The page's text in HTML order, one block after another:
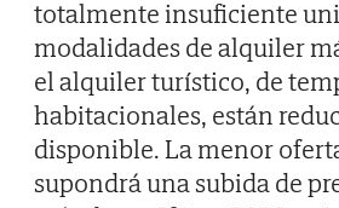
totalmente insuficiente
modalidades de alquiler
el alquiler turístico, de
habitacionales, están
disponible. La menor
supondrá una subida de